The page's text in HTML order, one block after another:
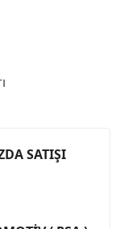
SATIŞI